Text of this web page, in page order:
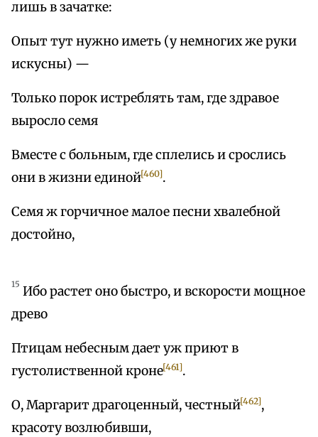
лишь в зачатке:
Опыт тут нужно иметь (у немногих же руки
искусны) —
Только порок истреблять там, где здравое
выросло семя
Вместе с больным, где сплелись и срослись
они в жизни единой[460].
Семя ж горчичное малое песни хвалебной
достойно,
15 Ибо растет оно быстро, и вскорости мощное
древо
Птицам небесным дает уж приют в
густолиственной кроне[461].
О, Маргарит драгоценный, честный[462],
красоту возлюбивши,